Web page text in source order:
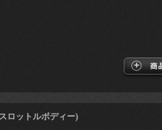
ロットルボディー)